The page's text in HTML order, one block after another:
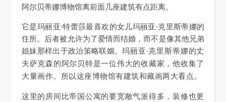
阿尔贝蒂娜博物馆离前面几座建筑有点距离。
它是玛丽亚·特蕾莎最喜欢的女儿玛丽亚·克里斯蒂娜的
住所。后者被允许为了爱情而结婚，而不是像其他兄弟
姐妹那样出于政治策略联姻。玛丽亚·克里斯蒂娜的丈
夫萨克森的阿尔贝特是一位伟大的收藏家，他收集了
大量画作。 所以这座博物馆有建筑和藏画两大看点。
这里的房间比帝国公寓的要宽敞气派得多，装修也更